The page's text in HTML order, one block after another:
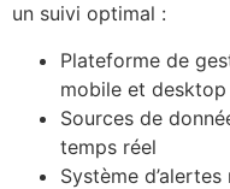
un suivi optimal :
Plateforme de
mobile et desktop
Sources de
temps réel
Système